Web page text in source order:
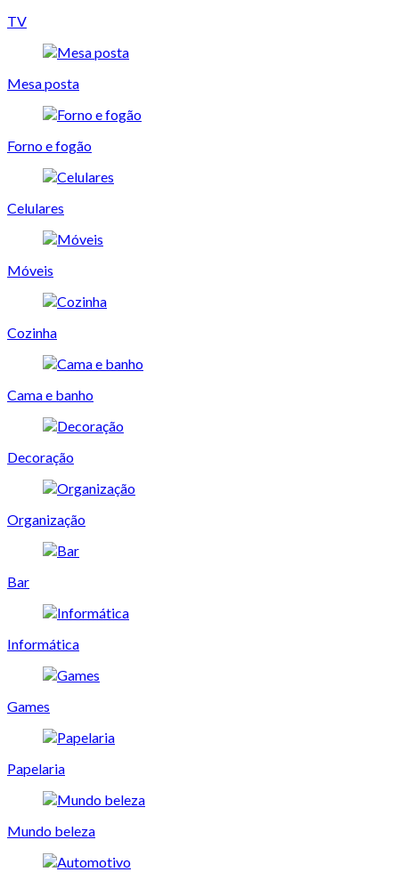
TV
Mesa posta
Forno e fogão
Celulares
Móveis
Cozinha
Cama e banho
Decoração
Organização
Bar
Informática
Games
Papelaria
Mundo beleza